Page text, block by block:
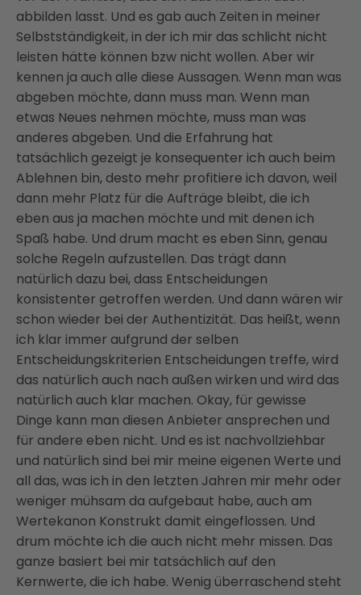
abbilden lasst. Und es gab auch Zeiten in meiner
Selbstständigkeit, in der ich mir das schlicht nicht
leisten hätte können bzw nicht wollen. Aber wir
kennen ja auch alle diese Aussagen. Wenn man was
abgeben möchte, dann muss man. Wenn man
etwas Neues nehmen möchte, muss man was
anderes abgeben. Und die Erfahrung hat
tatsächlich gezeigt je konsequenter ich auch beim
Ablehnen bin, desto mehr profitiere ich davon, weil
dann mehr Platz für die Aufträge bleibt, die ich
eben aus ja machen möchte und mit denen ich
Spaß habe. Und drum macht es eben Sinn, genau
solche Regeln aufzustellen. Das trägt dann
natürlich dazu bei, dass Entscheidungen
konsistenter getroffen werden. Und dann wären wir
schon wieder bei der Authentizität. Das heißt, wenn
ich klar immer aufgrund der selben
Entscheidungskriterien Entscheidungen treffe, wird
das natürlich auch nach außen wirken und wird das
natürlich auch klar machen. Okay, für gewisse
Dinge kann man diesen Anbieter ansprechen und
für andere eben nicht. Und es ist nachvollziehbar
und natürlich sind bei mir meine eigenen Werte und
all das, was ich in den letzten Jahren mir mehr oder
weniger mühsam da aufgebaut habe, auch am
Wertekanon Konstrukt damit eingeflossen. Und
drum möchte ich die auch nicht mehr missen. Das
ganze basiert bei mir tatsächlich auf den
Kernwerte, die ich habe. Wenig überraschend steht